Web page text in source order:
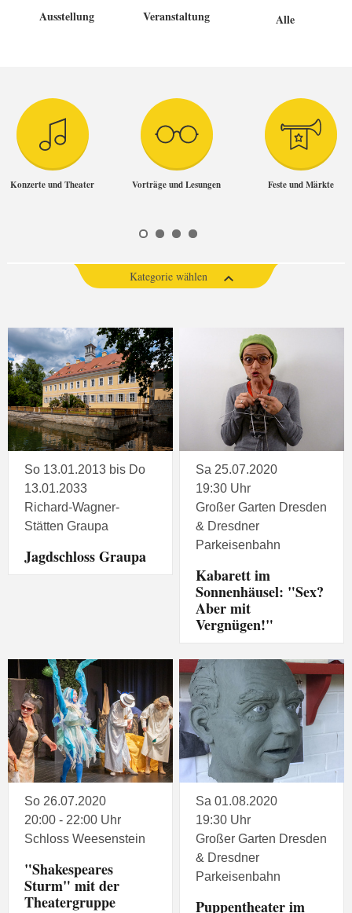
Ausstellung Veranstaltung Alle
Konzerte und Theater Vorträge und Lesungen Feste und Märkte
Kategorie wählen
So 13.01.2013 bis Do
13.01.2033
Richard-Wagner-
Stätten Graupa
Jagdschloss Graupa
Sa 25.07.2020
19:30 Uhr
Großer Garten Dresden
& Dresdner
Parkeisenbahn
Kabarett im
Sonnenhäusel: "Sex?
Aber mit
Vergnügen!"
So 26.07.2020
20:00 - 22:00 Uhr
Schloss Weesenstein
"Shakespeares
Sturm" mit der
Theatergruppe
Sa 01.08.2020
19:30 Uhr
Großer Garten Dresden
& Dresdner
Parkeisenbahn
Puppentheater im